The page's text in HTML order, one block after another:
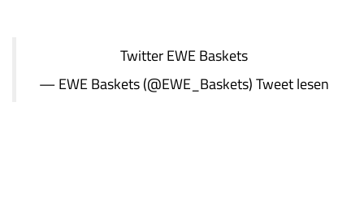
TwitterEWE Baskets
— EWE Baskets (@EWE_Baskets)Tweet lesen